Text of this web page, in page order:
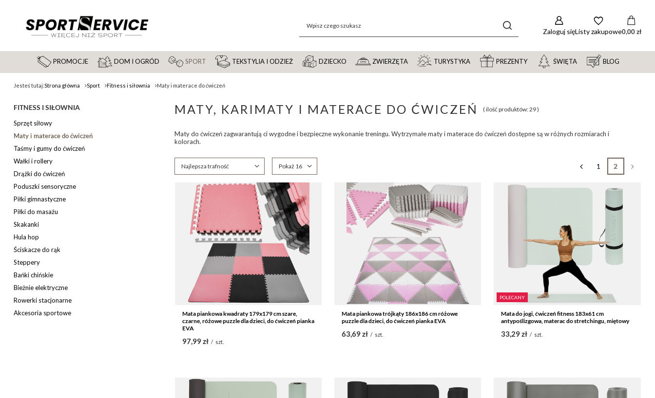
Zaloguj sięListy zakupowe0,00 zł
PROMOCJE DOM I OGRÓD SPORT TEKSTYLIA I ODZIEŻ DZIECKO ZWIERZĘTA TURYSTYKA PREZENTY ŚWIĘTA BLOG
Jesteś tutaj:Strona główna Sport Fitness i siłownia Maty i materace do ćwiczeń
FITNESS I SIŁOWNIA
Sprzęt siłowy
Maty i materace do ćwiczeń
Taśmy i gumy do ćwiczeń
Wałki i rollery
Drążki do ćwiczeń
Poduszki sensoryczne
Piłki gimnastyczne
Piłki do masażu
Skakanki
Hula hop
Ściskacze do rąk
Steppery
Bańki chińskie
Bieżnie elektryczne
Rowerki stacjonarne
Akcesoria sportowe
MATY, KARIMATY I MATERACE DO ĆWICZEŃ ( ilość produktów:29)
Maty do ćwiczeń zagwarantują ci wygodne i bezpieczne wykonanie treningu. Wytrzymałe maty i materace do ćwiczeń dostępne są w różnych rozmiarach i
kolorach.
Zmień sortowanie
Najlepsza trafność Zmień ilość wyświetlanych produktów
Pokaż 16 1 2
Mata piankowa kwadraty 179x179 cm szare,
czarne, różowe puzzle dla dzieci, do ćwiczeń pianka
EVA
97,99 zł / szt.
Mata piankowa trójkąty 186x186 cm różowe
puzzle dla dzieci, do ćwiczeń pianka EVA
63,69 zł / szt.
POLECANY
Mata do jogi, ćwiczeń fitness 183x61 cm
antypoślizgowa, materac do stretchingu, miętowy
33,29 zł / szt.